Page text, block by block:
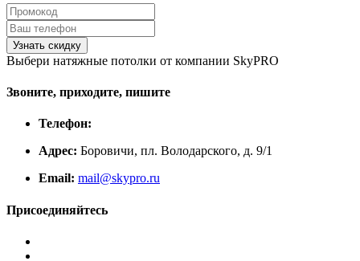
Выбери натяжные потолки от компании SkyPRO
Звоните, приходите, пишите
Телефон:
Адрес: Боровичи, пл. Володарского, д. 9/1
Email: mail@skypro.ru
Присоединяйтесь